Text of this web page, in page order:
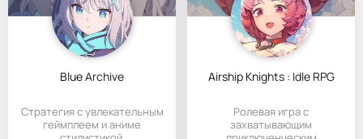
Blue Archive
Cтратегия с увлекательным
геймплеем и аниме
Airship Knights : Idle RPG
Ролевая игра с
захватывающим